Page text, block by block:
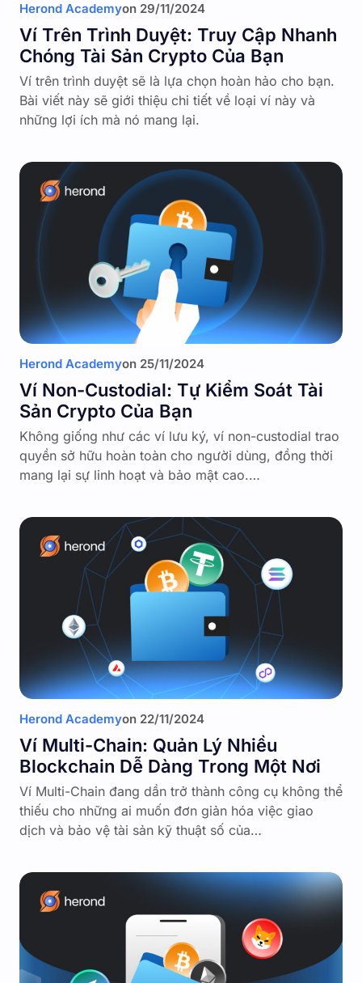
Herond Academyon 29/11/2024
Ví Trên Trình Duyệt: Truy Cập Nhanh
Chóng Tài Sản Crypto Của Bạn
Ví trên trình duyệt sẽ là lựa chọn hoàn hảo cho bạn.
Bài viết này sẽ giới thiệu chi tiết về loại ví này và
những lợi ích mà nó mang lại.
Herond Academyon 25/11/2024
Ví Non-Custodial: Tự Kiểm Soát Tài
Sản Crypto Của Bạn
Không giống như các ví lưu ký, ví non-custodial trao
quyền sở hữu hoàn toàn cho người dùng, đồng thời
mang lại sự linh hoạt và bảo mật cao.…
Herond Academyon 22/11/2024
Ví Multi-Chain: Quản Lý Nhiều
Blockchain Dễ Dàng Trong Một Nơi
Ví Multi-Chain đang dần trở thành công cụ không thể
thiếu cho những ai muốn đơn giản hóa việc giao
dịch và bảo vệ tài sản kỹ thuật số của…